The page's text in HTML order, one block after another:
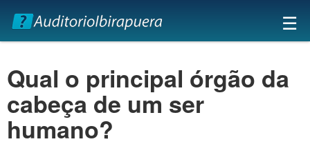
×
☰
Qual o principal órgão da
cabeça de um ser
humano?